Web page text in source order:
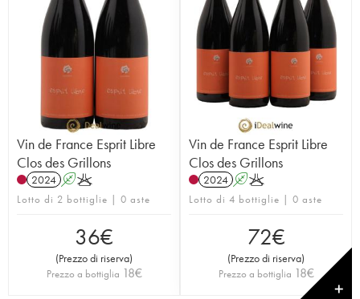
Vin de France Esprit Libre
Clos des Grillons
2024 AK
Lotto di 2 bottiglie | 0 aste
36€
(Prezzo di riserva)
Prezzo a bottiglia 18€
Vin de France Esprit Libre
Clos des Grillons
2024 AK
Lotto di 4 bottiglie | 0 aste
72€
(Prezzo di riserva)
Prezzo a bottiglia 18€
✕